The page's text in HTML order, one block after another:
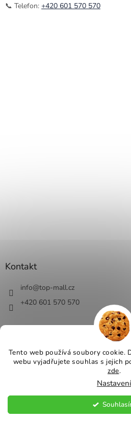
Tento web používá soubory cookie.
webu vyjadřujete souhlas s jejich
zde.
Nastavení
📞 Telefon: +420 601 570 570
Kontakt
info@top-mall.cz
+420 601 570 570
Vytvořil
vyhrazena.